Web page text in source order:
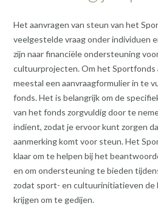
Het aanvragen van steun van het
veelgestelde vraag onder individuen
zijn naar financiële ondersteuning
cultuurprojecten. Om het Sportfonds
meestal een aanvraagformulier in te
fonds. Het is belangrijk om de
van het fonds zorgvuldig door te
indient, zodat je ervoor kunt zorgen
aanmerking komt voor steun. Het
klaar om te helpen bij het
en om ondersteuning te bieden
zodat sport- en cultuurinitiatieven de
krijgen om te gedijen.